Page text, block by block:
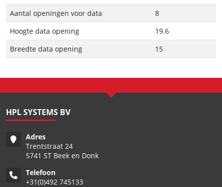
Aantal openingen voor data
8
Hoogte data opening
19.6
Breedte data opening
15
HPL SYSTEMS BV
Adres
Trentstraat 24
5741 ST Beek en Donk
Telefoon
+31(0)492 745133